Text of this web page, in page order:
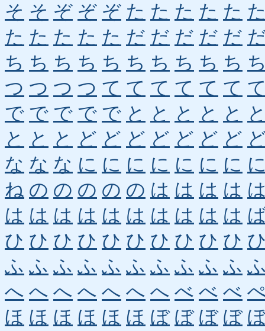
そ そ ぞ ぞ ぞ た た た た た
た た た た た だ だ だ だ だ
ち ち ち ち ち ち ち ち ち ち
つ つ つ つ て て て て て て
で で で で で と と と と と
と と と ど ど ど ど ど ど ど
な な な に に に に に に に
ね の の の の の は は は は
は は は は は は は は は は
ひ ひ ひ ひ ひ ひ ひ ひ ひ ひ
ふ ふ ふ ふ ふ ふ ふ ふ ふ ふ
へ へ へ へ へ へ へ べ べ べ
ほ ほ ほ ほ ほ ほ ぼ ぼ ぼ ぼ